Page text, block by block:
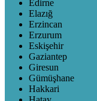
Edirne
Elazığ
Erzincan
Erzurum
Eskişehir
Gaziantep
Giresun
Gümüşhane
Hakkari